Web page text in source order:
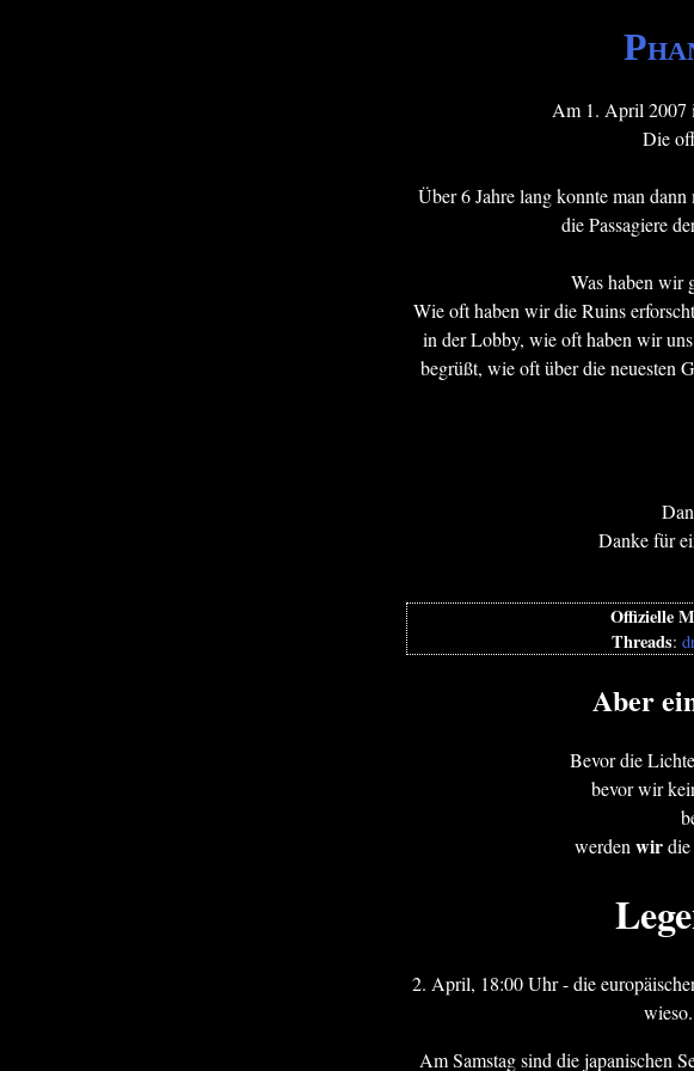
Am 1. April 2007
Die
Über 6 Jahre lang konnte man
die Passagiere
Was haben wir
Wie oft haben wir die Ruins
in der Lobby, wie oft haben wir
begrüßt, wie oft über die neuesten
Danke für
Offizielle
Threads:
Aber
Bevor die
bevor wir
werden wir
2. April, 18:00 Uhr - die
Am Samstag sind die japanischen